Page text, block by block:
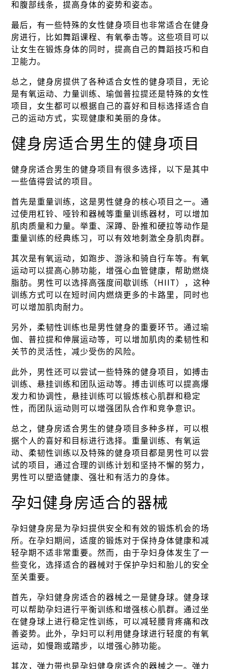
和腹部线条，提高身体的姿势和姿态。
最后，有一些特殊的女性健身项目也非常适合在健身
房进行，比如舞蹈课程、有氧拳击等。这些项目可以
让女生在锻炼身体的同时，提高自己的舞蹈技巧和自
卫能力。
总之，健身房提供了各种适合女性的健身项目，无论
是有氧运动、力量训练、瑜伽普拉提还是特殊的女性
项目，女生都可以根据自己的喜好和目标选择适合自
己的运动方式，实现健康和美丽的身体。
健身房适合男生的健身项目
健身房适合男生的健身项目有很多选择，以下是其中
一些值得尝试的项目。
首先是重量训练，这是男性健身的核心项目之一。通
过使用杠铃、哑铃和器械等重量训练器材，可以增加
肌肉质量和力量。举重、深蹲、卧推和硬拉等动作是
重量训练的经典练习，可以有效地刺激全身肌肉群。
其次是有氧运动，如跑步、游泳和骑自行车等。有氧
运动可以提高心肺功能，增强心血管健康，帮助燃烧
脂肪。男性可以选择高强度间歇训练（HIIT），这种
训练方式可以在短时间内燃烧更多的卡路里，同时也
可以增加肌肉耐力。
另外，柔韧性训练也是男性健身的重要环节。通过瑜
伽、普拉提和伸展运动等，可以增加肌肉的柔韧性和
关节的灵活性，减少受伤的风险。
此外，男性还可以尝试一些特殊的健身项目，如搏击
训练、悬挂训练和团队运动等。搏击训练可以提高爆
发力和协调性，悬挂训练可以锻炼核心肌群和稳定
性，而团队运动则可以增强团队合作和竞争意识。
总之，健身房适合男生的健身项目多种多样，可以根
据个人的喜好和目标进行选择。重量训练、有氧运
动、柔韧性训练以及特殊的健身项目都是男性可以尝
试的项目，通过合理的训练计划和坚持不懈的努力，
男性可以塑造健康、强壮和有活力的身体。
孕妇健身房适合的器械
孕妇健身房是为孕妇提供安全和有效的锻炼机会的场
所。在孕妇期间，适度的锻炼对于保持身体健康和减
轻孕期不适非常重要。然而，由于孕妇身体发生了一
些变化，选择适合的器械对于保护孕妇和胎儿的安全
至关重要。
首先，孕妇健身房适合的器械之一是健身球。健身球
可以帮助孕妇进行平衡训练和增强核心肌群。通过坐
在健身球上进行稳定性训练，可以减轻腰背疼痛和改
善姿势。此外，孕妇可以利用健身球进行轻度的有氧
运动，如慢跑或踏步，以增强心肺功能。
其次，弹力带也是孕妇健身房适合的器械之一。弹力